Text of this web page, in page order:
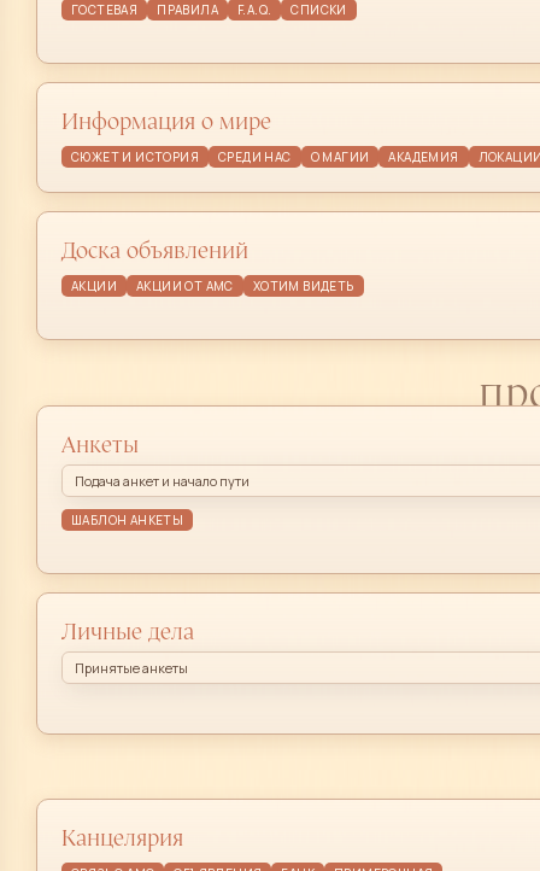
ГОСТЕВАЯ ПРАВИЛА F.A.Q. СПИСКИ
Информация о мире
СЮЖЕТ И ИСТОРИЯ СРЕДИ НАС О МАГИИ АКАДЕМИЯ
Доска объявлений
АКЦИИ АКЦИИ ОТ АМС ХОТИМ ВИДЕТЬ
Анкеты
Подача анкет и начало пути
ШАБЛОН АНКЕТЫ
Личные дела
Принятые анкеты
Канцелярия